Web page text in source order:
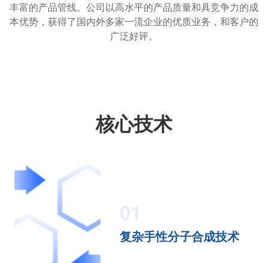
丰富的产品管线。公司以高水平的产品质量和具竞争力的成
本优势，获得了国内外多家一流企业的优质业务，和客户的
广泛好评。
核心技术
01
复杂手性分子合成技术